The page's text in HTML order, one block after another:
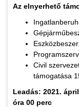
Az elnyerhető
Civil
támogatása
Leadás: 2021.
óra 00 perc